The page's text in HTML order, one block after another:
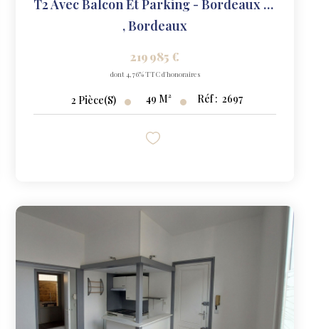
T2 Avec Balcon Et Parking - Bordeaux Saint-Louis
,Bordeaux
219 985 €
dont 4,76% TTC d'honoraires
2 Pièce(s) 49 M² Réf : 2697